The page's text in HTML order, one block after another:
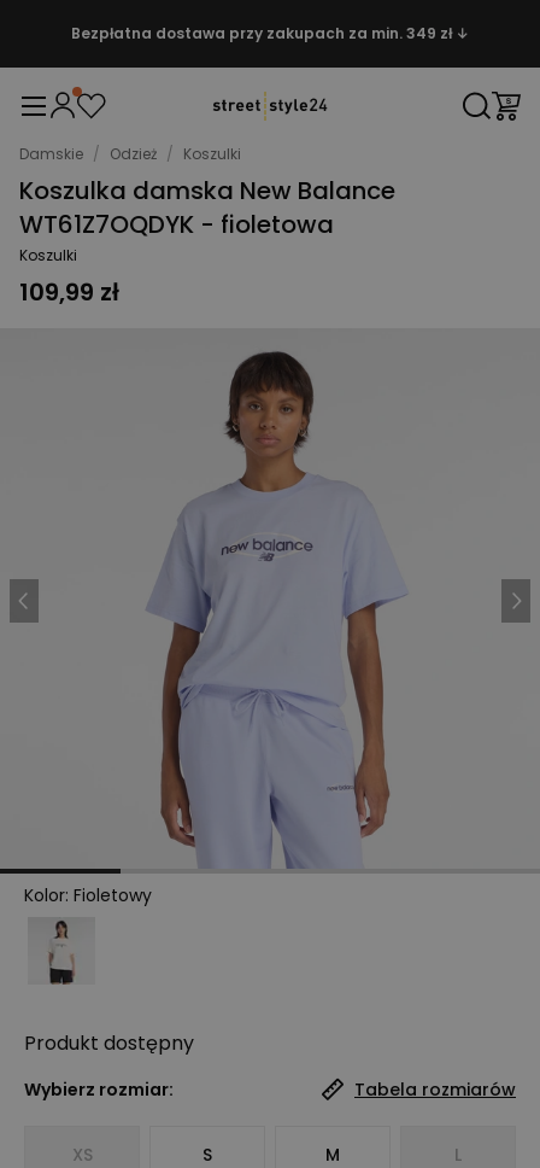
Bezpłatna dostawa przy zakupach za min. 349 zł ↓
Damskie / Odzież / Koszulki
Koszulka damska New Balance
WT61Z7OQDYK - fioletowa
Koszulki
109,99 zł
Kolor: Fioletowy
Produkt dostępny
Wybierz rozmiar: Tabela rozmiarów
XS S M L